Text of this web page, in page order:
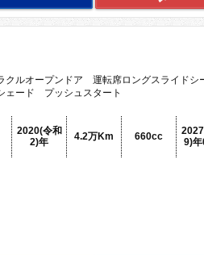
ルオープンドア 運転席ロングスライド
ード プッシュスタート
2020(令和
2)年
4.2万Km 660cc
9)年